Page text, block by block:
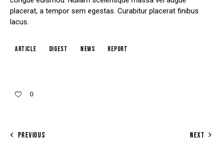
placerat, a tempor sem egestas. Curabitur placerat finibus
lacus.
article digest news report
0
PREVIOUS NEXT